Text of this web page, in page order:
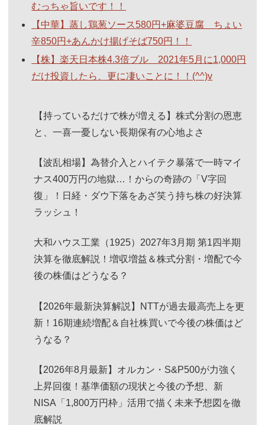
むっちゃ旨いです！！
【中華】蒸し鶏葱ソース580円+麻婆豆腐 ちょい
辛850円+あんかけ揚げそば750円！！
【株】楽天日本株4.3倍ブル 2021年5月に1,000円
だけ投資したら、更に凄いことに！！(^^)v
【持っているだけで株が増える】株式分割の恩恵
と、一喜一憂しない長期保有の心地よさ
【波乱相場】為替介入とハイテク暴落で一時マイ
ナス400万円の地獄…！からの奇跡の「V字回
復」！日経・ダウ下落をあざ笑う持ち株の好決算
ラッシュ！
大和ハウス工業（1925）2027年3月期 第1四半期
決算を徹底解説！増収増益＆株式分割・増配で今
後の株価はどうなる？
【2026年最新決算解説】NTTが過去最高売上を更
新！16期連続増配＆自社株買いで今後の株価はど
うなる？
【2026年8月最新】オルカン・S&P500が力強く
上昇回復！基準価額の現状と今後の予想、新
NISA「1,800万円枠」活用で描く未来予想図を徹
底解説